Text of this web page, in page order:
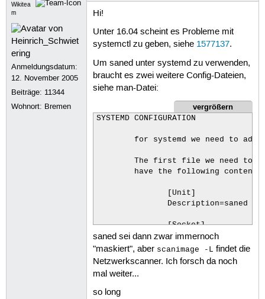
Wikitea
m
Anmeldungsdatum:
12. November 2005
Beiträge: 11344
Wohnort: Bremen
Hi!
Unter 16.04 scheint es Probleme mit
systemctl zu geben, siehe 1577137.
Um saned unter systemd zu verwenden,
braucht es zwei weitere Config-Dateien,
siehe man-Datei:
vergrößern
SYSTEMD CONFIGURATION
for systemd we need to add
The first file we need to
have the following
               [Unit]
Description=saned
               [Socket]
               ListenStream=6566
               Accept=yes
               MaxConnections=1
               [Install]
saned sei dann zwar immernoch
"maskiert", aber scanimage -L findet die
Netzwerkscanner. Ich forsch da noch
mal weiter...
so long